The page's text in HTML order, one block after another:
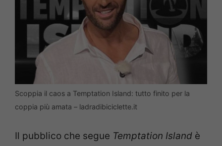
Scoppia il caos a Temptation Island: tutto finito per la
coppia più amata – ladradibiciclette.it
Il pubblico che segue Temptation Island è